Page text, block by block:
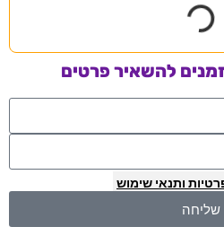
להשאיר פרטים
ותנאי שימוש
שליחה